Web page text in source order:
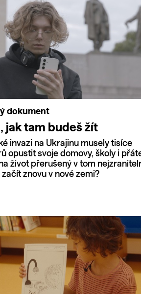
dokument
jak tam budeš žít
invazi na Ukrajinu musely tisíce
opustit svoje domovy, školy i
život přerušený v tom
znovu v nové zemi?